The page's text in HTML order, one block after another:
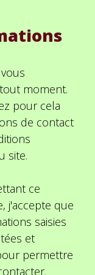
moment.
pour cela
de contact
site.
ce
j'accepte que
saisies
et
permettre